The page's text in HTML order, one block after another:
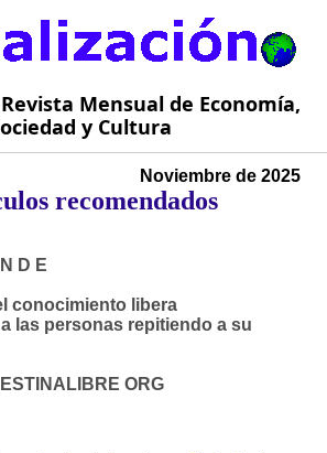
Mensual de Economía,
y Cultura
Noviembre de 2025
recomendados
D E
conocimiento libera
las personas repitiendo a su
ORG